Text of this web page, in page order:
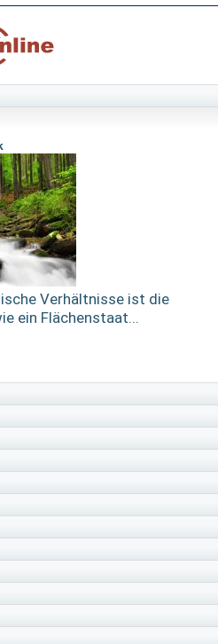
Verhältnisse ist die
ein Flächenstaat...